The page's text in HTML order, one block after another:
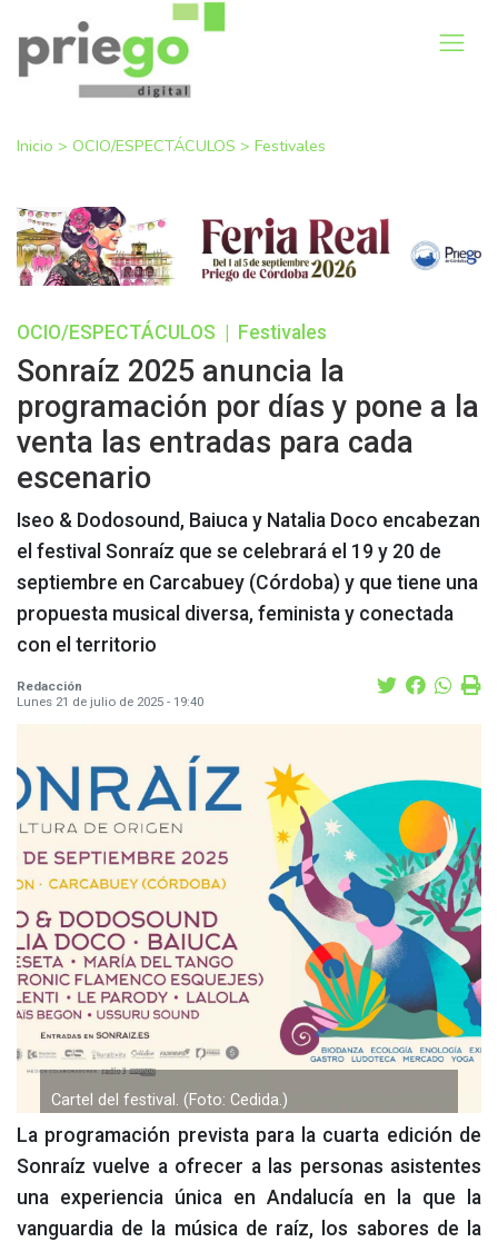
Inicio > OCIO/ESPECTÁCULOS > Festivales
OCIO/ESPECTÁCULOS Festivales
Sonraíz 2025 anuncia la
programación por días y pone a la
venta las entradas para cada
escenario
Iseo & Dodosound, Baiuca y Natalia Doco encabezan
el festival Sonraíz que se celebrará el 19 y 20 de
septiembre en Carcabuey (Córdoba) y que tiene una
propuesta musical diversa, feminista y conectada
con el territorio
Redacción
Lunes 21 de julio de 2025 - 19:40
Cartel del festival. (Foto: Cedida.)
La programación prevista para la cuarta edición de
Sonraíz vuelve a ofrecer a las personas asistentes
una experiencia única en Andalucía en la que la
vanguardia de la música de raíz, los sabores de la